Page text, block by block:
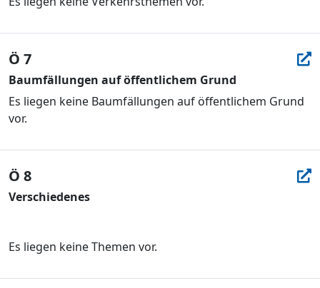
Ö 7
Baumfällungen auf öffentlichem Grund
Es liegen keine Baumfällungen auf öffentlichem Grund
vor.
Ö 8
Verschiedenes
Es liegen keine Themen vor.